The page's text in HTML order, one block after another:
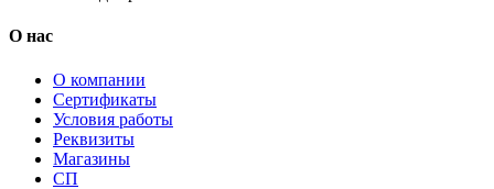
О нас
О компании
Сертификаты
Условия работы
Реквизиты
Магазины
СП